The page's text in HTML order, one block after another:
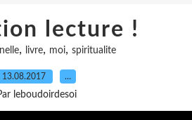
lecture !
, livre, moi, spiritualite
13.08.2017 …
leboudoirdesoi